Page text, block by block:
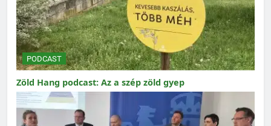
PODCAST
Zöld Hang podcast: Az a szép zöld gyep